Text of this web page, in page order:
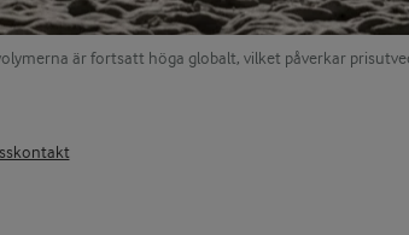
är fortsatt höga globalt, vilket påverkar